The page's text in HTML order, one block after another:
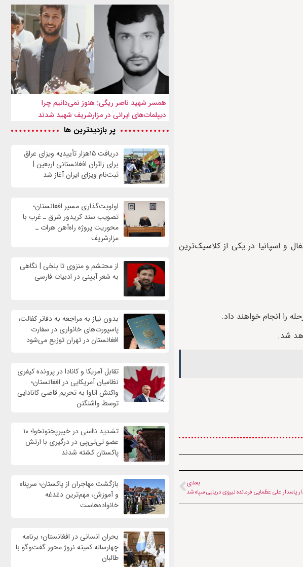
هم قرار می‌گیرند و شب همان روز، از ساعت ۲۲:۳۰، دو تیم پرتغال و اسپانیا در یکی از کلاسیک‌ترین
شد.
بعدی
پاسدار علی عظمایی فرمانده نیروی دریایی سپاه شد
همسر شهید ناصر ریگی: هنوز نمی‌دانیم چرا
دیپلمات‌های ایرانی در مزارشریف شهید شدند
پر بازدیدترین ها
دریافت ۱۵هزار تأییدیه ویزای عراق
برای زائران افغانستانی اربعین |
ثبت‌نام ویزای ایران آغاز شد
اولویت‌گذاری مسیر افغانستان؛
تصویب سند کریدور شرق ـ غرب با
محوریت پروژه راه‌آهن هرات ـ
مزارشریف
از محتشم و منزوی تا بلخی | نگاهی
به شعر آیینی در ادبیات فارسی
بدون نیاز به مراجعه به دفاتر کفالت؛
پاسپورت‌های خانواری در سفارت
افغانستان در تهران توزیع می‌شود
تقابل آمریکا و کانادا در پرونده کیفری
نظامیان آمریکایی در افغانستان؛
واکنش اتاوا به تحریم قاضی کانادایی
توسط واشنگتن
تشدید ناامنی در خیبرپختونخوا؛ ۱۰
عضو تی‌تی‌پی در درگیری با ارتش
پاکستان کشته شدند
بازگشت مهاجران از پاکستان؛ سرپناه
و آموزش، مهم‌ترین دغدغه
خانواده‌هاست
بحران انسانی در افغانستان؛ برنامه
چهار‌ساله کمیته نروژ محور گفت‌وگو با
طالبان